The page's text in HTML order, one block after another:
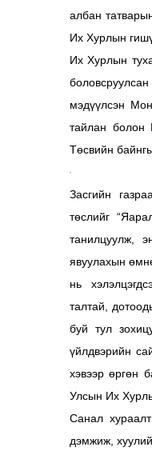
албан
Их Хурлын
Их Хурлын
мэдүүлсэн
тайлан болон
Төсвийн
Засгийн
төслийг
танилцуулж,
явуулахын
нь
талтай,
буй тул
үйлдвэрийн
хэвээр өргөн
Улсын Их
Санал
дэмжиж,